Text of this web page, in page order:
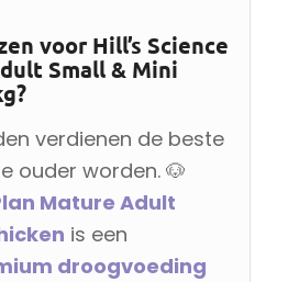
voor Hill’s Science
Small & Mini
verdienen de beste
ouder worden. 🐶
Mature Adult
is een
droogvoeding